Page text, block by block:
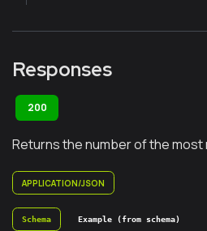
Responses
200
Returns the number of the
APPLICATION/JSON
Schema Example (from schema)